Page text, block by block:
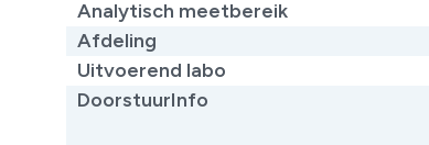
Analytisch meetbereik
Afdeling
Uitvoerend labo
DoorstuurInfo